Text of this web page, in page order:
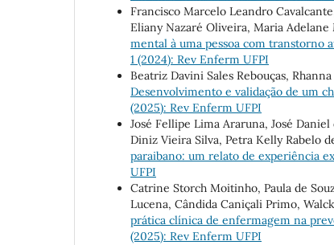
Francisco Marcelo Leandro
Eliany Nazaré Oliveira, Maria
mental à uma pessoa com transtorno
1 (2024): Rev Enferm UFPI
Beatriz Davini Sales Rebouças,
Desenvolvimento e validação de um
(2025): Rev Enferm UFPI
José Fellipe Lima Araruna, José
Diniz Vieira Silva, Petra Kelly Rabelo
paraibano: um relato de experiência
UFPI
Catrine Storch Moitinho, Paula de
Lucena, Cândida Caniçali Primo,
prática clínica de enfermagem na
(2025): Rev Enferm UFPI